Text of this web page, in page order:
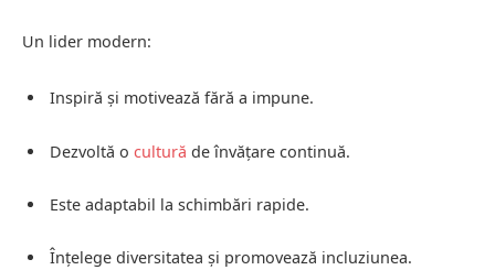
Un lider modern:
Inspiră și motivează fără a impune.
Dezvoltă o cultură de învățare continuă.
Este adaptabil la schimbări rapide.
Înțelege diversitatea și promovează incluziunea.